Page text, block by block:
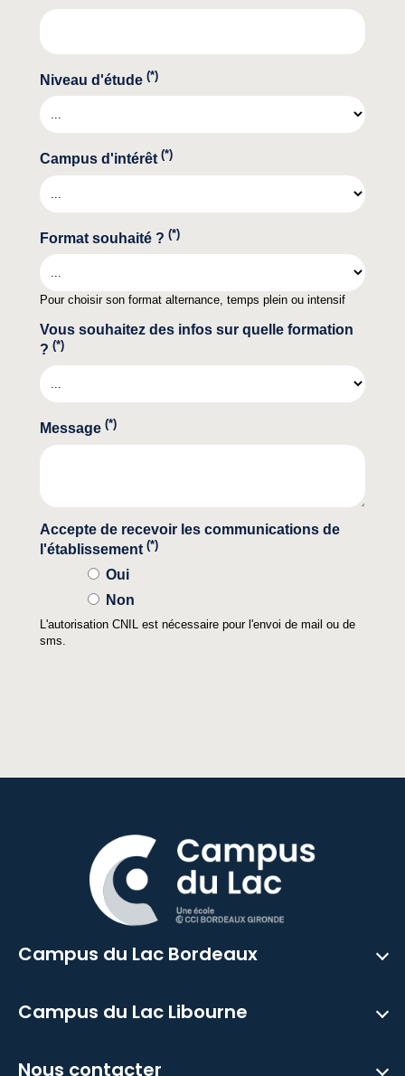
Campus du Lac Bordeaux
Campus du Lac Libourne
Nous contacter